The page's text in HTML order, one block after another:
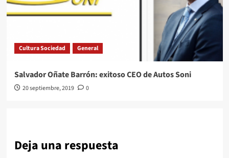
Cultura Sociedad General
Salvador Oñate Barrón: exitoso CEO de Autos Soni
20 septiembre, 2019 0
Deja una respuesta